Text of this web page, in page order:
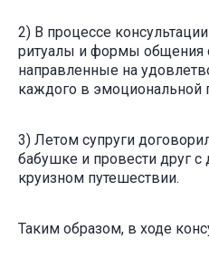
2) В процессе
ритуалы и формы общения
направленные на
каждого в эмоциональной
3) Летом супруги
бабушке и провести друг с
круизном путешествии.
Таким образом, в ходе